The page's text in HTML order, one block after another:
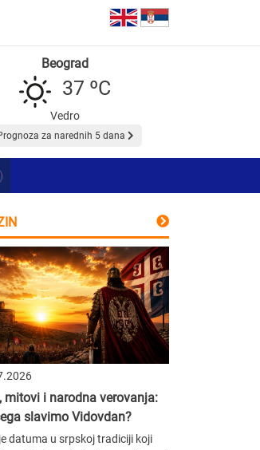
Beograd
37 ºC
Vedro
za narednih 5 dana
mitovi i narodna verovanja:
slavimo Vidovdan?
datuma u srpskoj tradiciji koji